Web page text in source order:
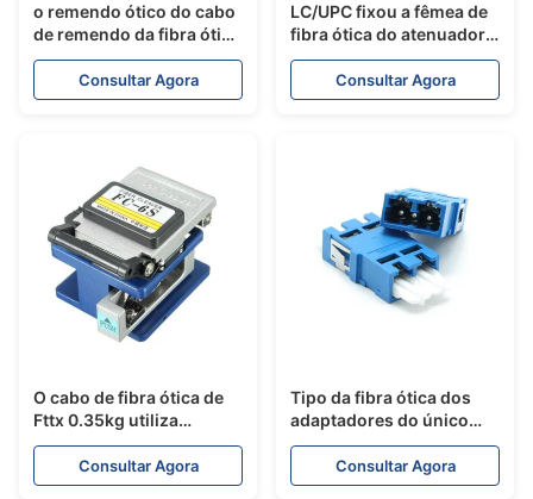
o remendo ótico do cabo
de remendo da fibra ótica
de 3.0mm CATV
cabografa ST milímetro
OM3 do ST
Consultar Agora
LC/UPC fixou a fêmea de
fibra ótica do atenuador
da flange 5db ao baixo
PDL fêmea
Consultar Agora
O cabo de fibra ótica de
Fttx 0.35kg utiliza
ferramentas ferramentas
de emenda de fibra ótica
do cortador
Consultar Agora
Tipo da fibra ótica dos
adaptadores do único
modo 2/4/6/8 dos canais
densidade do CS mais
altamente
Consultar Agora